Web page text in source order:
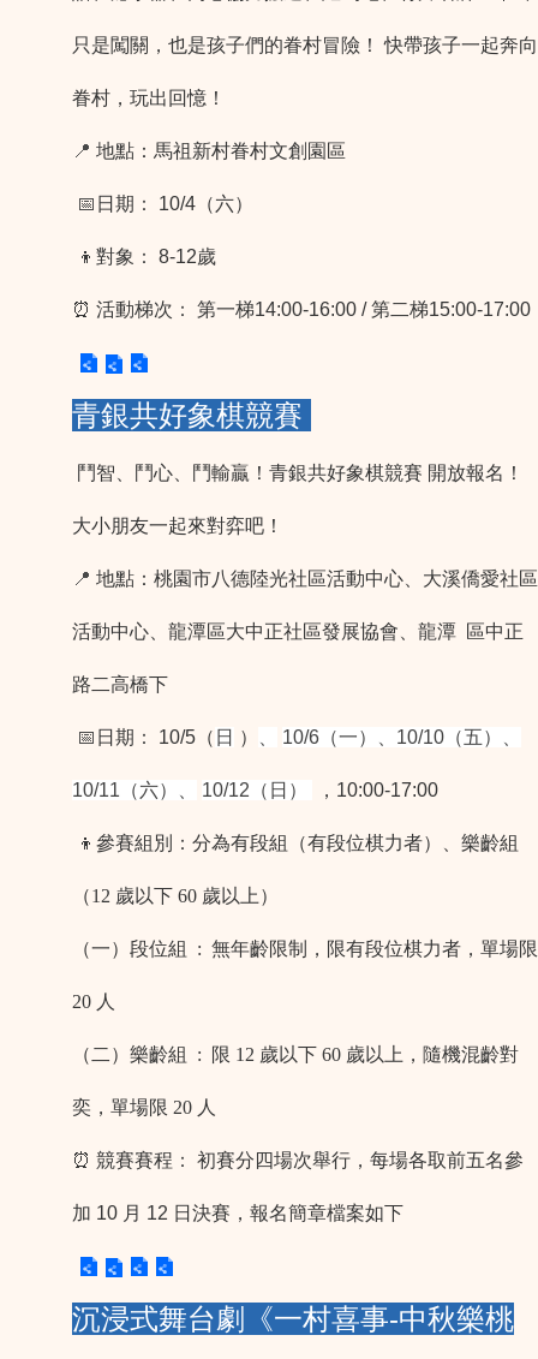
只是闖關，也是孩子們的眷村冒險！ 快帶孩子一起奔向
眷村，玩出回憶！
📍 地點：馬祖新村眷村文創園區
📅 日期 ： 10/4（六）
👦對象 ： 8-12歲
⏰ 活動梯次 ： 第一梯14:00-16:00 / 第二梯15:00-17:00
青銀共好象棋競賽
鬥智、鬥心、鬥輸贏！青銀共好象棋競賽 開放報名！
大小朋友一起來對弈吧！
📍 地點： 桃園市八德陸光社區活動中心、大溪僑愛社區
活動中心、龍潭區大中正社區發展協會、龍潭 區中正
路二高橋下
📅 日期 ： 10/5（ 日 ） 10/6（一） 10/10（五）
10/11（六） 10/12（日） ，10:00-17:00
👦參賽組別 ： 分為有段組（有段位棋力者）、樂齡組
（12 歲以下 60 歲以上）
（一）段位組 : 無年齡限制，限有段位棋力者，單場限
20 人
（二）樂齡組 : 限 12 歲以下 60 歲以上，隨機混齡對
奕，單場限 20 人
⏰ 競賽賽程 ： 初賽分四場次舉行，每場各取前五名參
加 10 月 12 日決賽，報名簡章檔案如下
沉浸式舞台劇《一村喜事-中秋樂桃